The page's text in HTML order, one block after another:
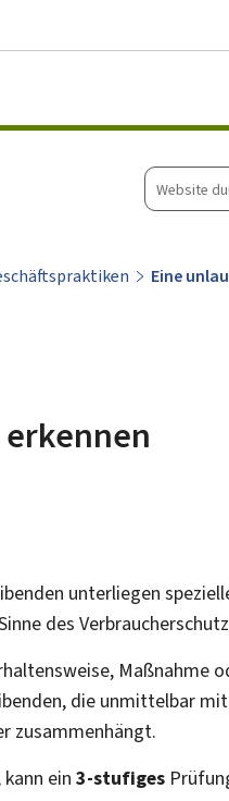
Website
Eine
erkennen
unterliegen
des
Maßnahme
die unmittelbar
zusammenhängt.
ein 3-stufiges